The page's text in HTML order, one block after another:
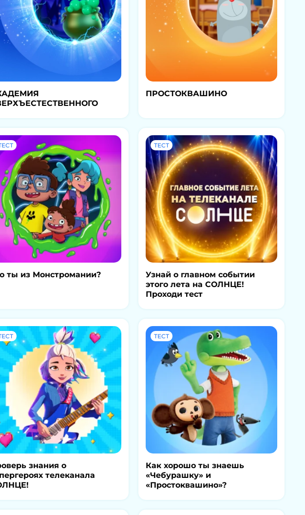
ПРОСТОКВАШИНО
ты из Монстромании?
ТЕСТ
Узнай о главном событии
этого лета на СОЛНЦЕ!
Проходи тест
знания о
телеканала
ТЕСТ
Как хорошо ты знаешь
«Чебурашку» и
«Простоквашино»?